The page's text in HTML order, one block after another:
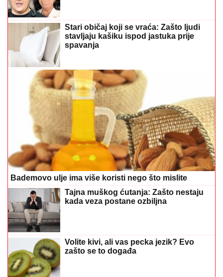
Stari običaj koji se vraća: Zašto ljudi
stavljaju kašiku ispod jastuka prije
spavanja
Bademovo ulje ima više koristi nego što mislite
Tajna muškog ćutanja: Zašto nestaju
kada veza postane ozbiljna
Volite kivi, ali vas pecka jezik? Evo
zašto se to događa